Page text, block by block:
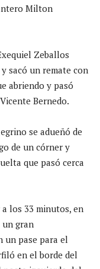
Milton
Zeballos
sacó un remate con
abriendo y pasó
Bernedo.
se adueñó de
de un córner y
que pasó cerca
los 33 minutos, en
un gran
un pase para el
en el borde del